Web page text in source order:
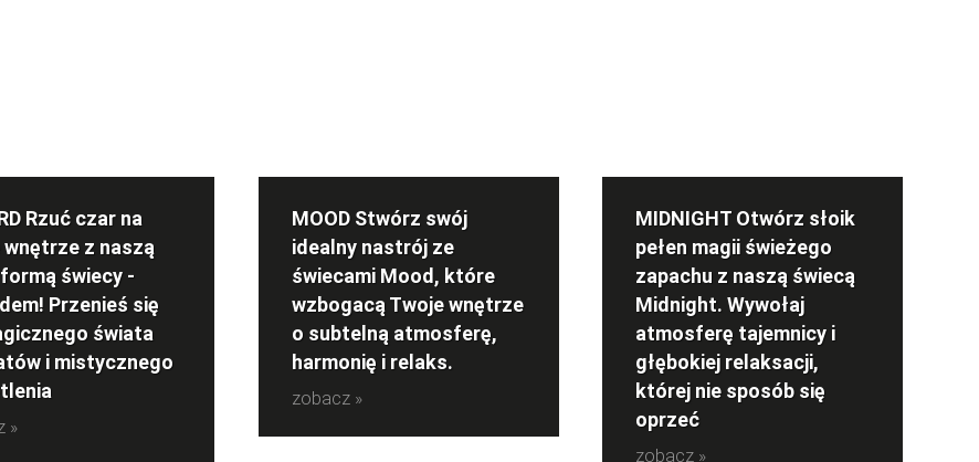
Rzuć czar na
wnętrze z naszą
świecy -
Przenieś się
świata
i mistycznego
»
MOOD Stwórz swój
idealny nastrój ze
świecami Mood, które
wzbogacą Twoje wnętrze
o subtelną atmosferę,
harmonię i relaks.
zobacz »
MIDNIGHT Otwórz słoik
pełen magii świeżego
zapachu z naszą świecą
Midnight. Wywołaj
atmosferę tajemnicy i
głębokiej relaksacji,
której nie sposób się
oprzeć
zobacz »